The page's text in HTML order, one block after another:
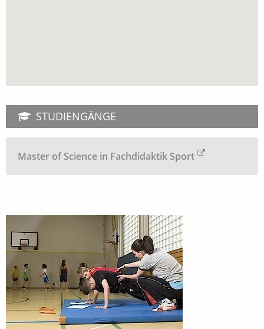
STUDIENGÄNGE
Master of Science in Fachdidaktik Sport